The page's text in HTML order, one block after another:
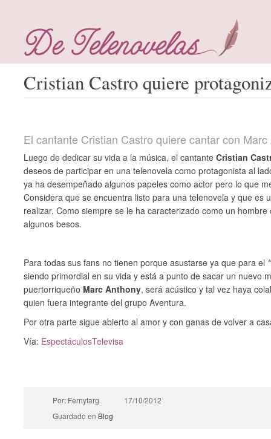
Cristian Castro quiere
El cantante Cristian Castro quiere cantar con
Luego de dedicar su vida a la música, el cantanteCristian
deseos de participar en una telenovela como protagonista al
ya ha desempeñado algunos papeles como actor pero lo que
Considera que se encuentra listo para una telenovela y que es
realizar. Como siempre se le ha caracterizado como un
algunos besos.
Para todas sus fans no tienen porque asustarse ya que para el
siendo primordial en su vida y está a punto de sacar un nuevo
puertorriqueño Marc Anthony, será acústico y tal vez haya
quien fuera integrante del grupo Aventura.
Por otra parte sigue abierto al amor y con ganas de volver a
Vía: EspectáculosTelevisa
Por: Fernytarg
17/10/2012
Guardado en Blog